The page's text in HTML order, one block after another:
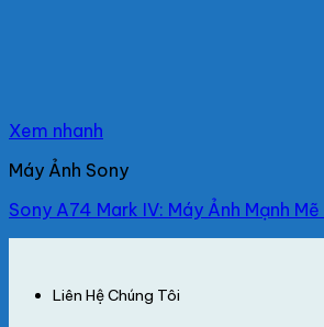
Xem nhanh
Máy Ảnh Sony
Sony A74 Mark IV: Máy Ảnh Mạnh
Liên Hệ Chúng Tôi